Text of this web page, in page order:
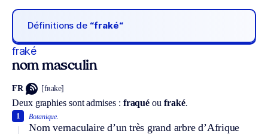
Définitions de “fraké“
fraké
nom masculin
FR [fʀake]
Deux graphies sont admises : fraqué ou fraké.
Botanique.
Nom vernaculaire d’un très grand arbre d’Afrique
1